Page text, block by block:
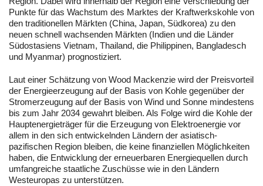
Punkte für das Wachstum des Marktes der Kraftwerkskohle von
den traditionellen Märkten (China, Japan, Südkorea) zu den
neuen schnell wachsenden Märkten (Indien und die Länder
Südostasiens Vietnam, Thailand, die Philippinen, Bangladesch
und Myanmar) prognostiziert.
Laut einer Schätzung von Wood Mackenzie wird der Preisvorteil
der Energieerzeugung auf der Basis von Kohle gegenüber der
Stromerzeugung auf der Basis von Wind und Sonne mindestens
bis zum Jahr 2034 gewahrt bleiben. Als Folge wird die Kohle der
Hauptenergieträger für die Erzeugung von Elektroenergie vor
allem in den sich entwickelnden Ländern der asiatisch-
pazifischen Region bleiben, die keine finanziellen Möglichkeiten
haben, die Entwicklung der erneuerbaren Energiequellen durch
umfangreiche staatliche Zuschüsse wie in den Ländern
Westeuropas zu unterstützen.